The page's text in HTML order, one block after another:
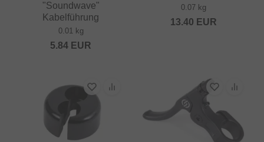
"Soundwave"
Kabelführung
0.01 kg
5.84 EUR
0.07 kg
13.40 EUR